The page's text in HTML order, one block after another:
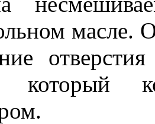
масле.
который